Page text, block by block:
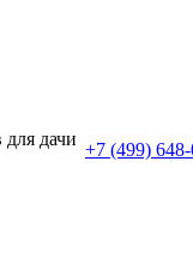
дачи
+7 (499)